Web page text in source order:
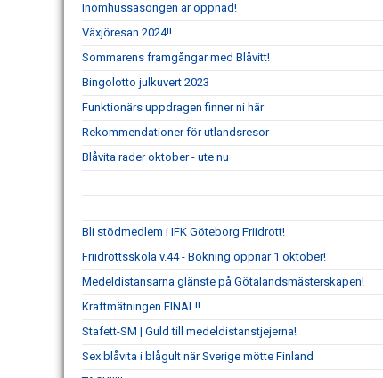
Inomhussäsongen är öppnad!
Växjöresan 2024!!
Sommarens framgångar med Blåvitt!
Bingolotto julkuvert 2023
Funktionärs uppdragen finner ni här
Rekommendationer för utlandsresor
Blåvita rader oktober - ute nu
Bli stödmedlem i IFK Göteborg Friidrott!
Friidrottsskola v.44 - Bokning öppnar 1 oktober!
Medeldistansarna glänste på Götalandsmästerskapen!
Kraftmätningen FINAL!!
Stafett-SM | Guld till medeldistanstjejerna!
Sex blåvita i blågult när Sverige mötte Finland